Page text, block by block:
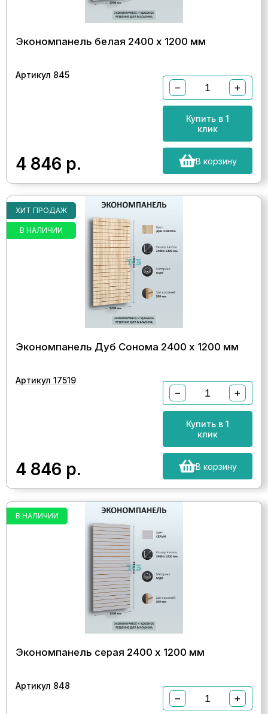
Экономпанель белая 2400 х 1200 мм
Артикул 845
4 846 р.
− +
Купить в 1
клик
В корзину
ХИТ ПРОДАЖ
В НАЛИЧИИ
Экономпанель Дуб Сонома 2400 х 1200 мм
Артикул 17519
4 846 р.
− +
Купить в 1
клик
В корзину
В НАЛИЧИИ
Экономпанель серая 2400 х 1200 мм
Артикул 848
− +